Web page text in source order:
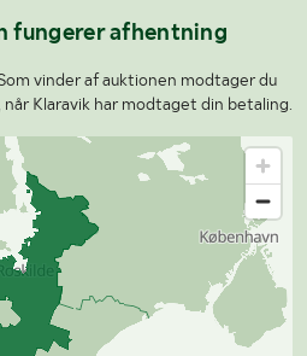
fungerer afhentning
vinder af auktionen modtager du
Klaravik har modtaget din betaling.